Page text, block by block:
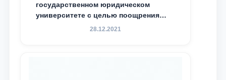
государственном юридическом
университете с целью поощрения
талантливых, активных и
28.12.2021